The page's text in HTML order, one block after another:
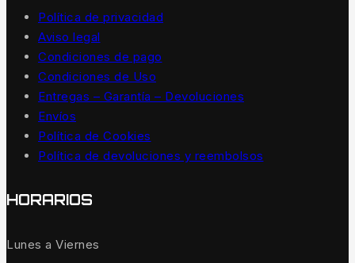
Política de privacidad
Aviso legal
Condiciones de pago
Condiciones de Uso
Entregas – Garantía – Devoluciones
Envíos
Política de Cookies
Política de devoluciones y reembolsos
HORARIOS
Lunes a Viernes